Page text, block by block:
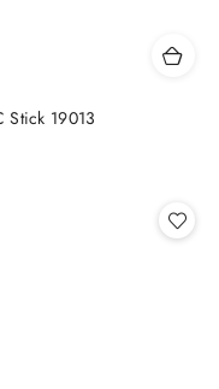
Stick 19013